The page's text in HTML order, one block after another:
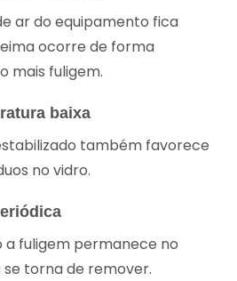
ar do equipamento fica
ocorre de forma
mais fuligem.
baixa
também favorece
no vidro.
fuligem permanece no
torna de remover.